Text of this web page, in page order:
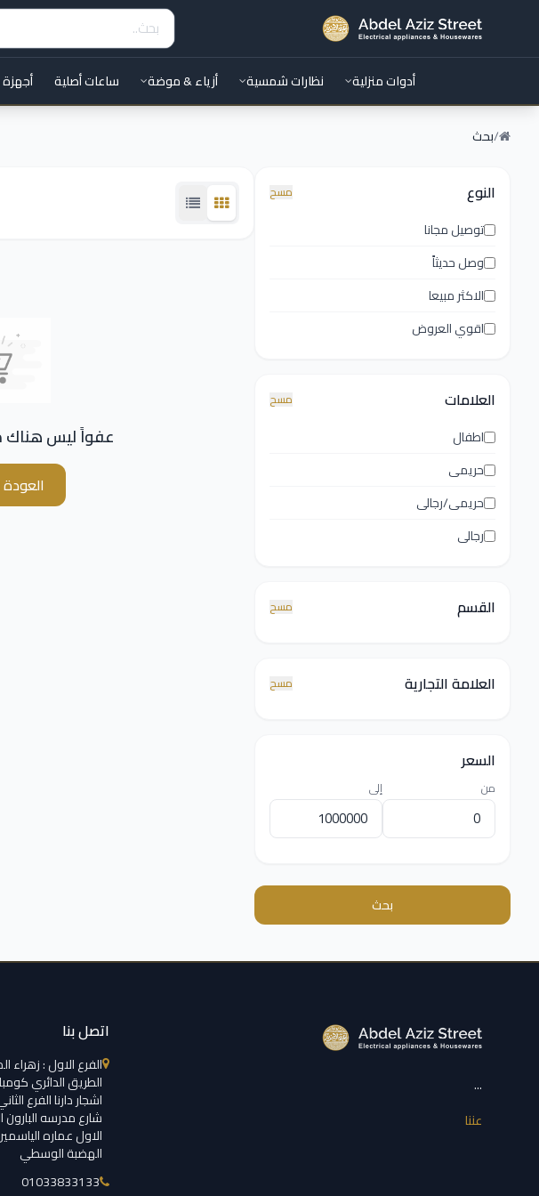
أدوات منزلية نظارات شمسية أزياء & موضة ساعات أصلية
/بحث
النوع مسح
توصيل مجانا
وصل حديثاً
الاكثر مبيعا
اقوي العروض
العلامات مسح
اطفال
حريمى
حريمى/رجالى
رجالى
القسم مسح
العلامة التجارية مسح
السعر
من إلى
بحث
عفواً ليس هناك
العودة
...
عننا
اتصل بنا
الفرع الاول : زهراء
الطريق الدائري
شارع مدرسه البارون
الاول عماره
الهضبة الوسطي
01033833133